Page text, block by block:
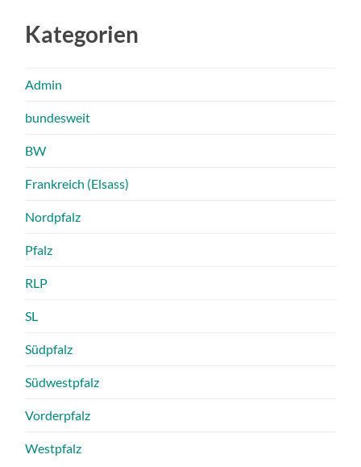
Kategorien
Admin
bundesweit
BW
Frankreich (Elsass)
Nordpfalz
Pfalz
RLP
SL
Südpfalz
Südwestpfalz
Vorderpfalz
Westpfalz